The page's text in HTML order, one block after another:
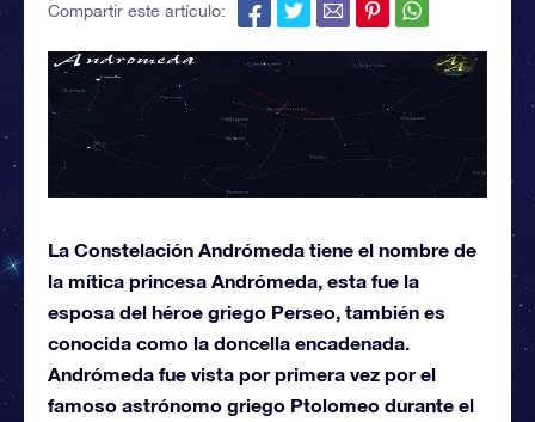
Compartir este artículo:
La Constelación Andrómeda tiene el nombre de
la mítica princesa Andrómeda, esta fue la
esposa del héroe griego Perseo, también es
conocida como la doncella encadenada.
Andrómeda fue vista por primera vez por el
famoso astrónomo griego Ptolomeo durante el